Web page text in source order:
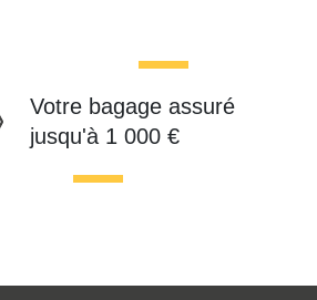
Votre bagage assuré
jusqu'à 1 000 €